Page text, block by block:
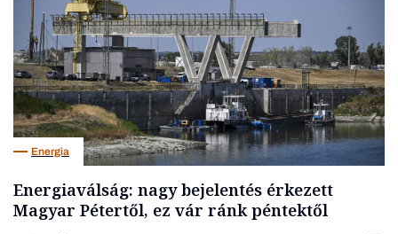
Energia
Energiaválság: nagy bejelentés érkezett
Magyar Pétertől, ez vár ránk péntektől